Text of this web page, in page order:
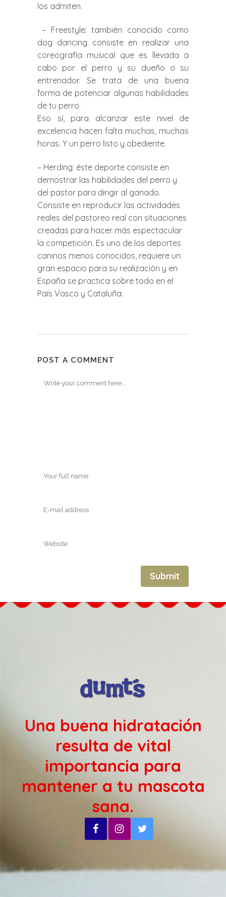
los admiten.
– Freestyle: también conocido como
dog dancing consiste en realizar una
coreografía musical que es llevada a
cabo por el perro y su dueño o su
entrenador. Se trata de una buena
forma de potenciar algunas habilidades
de tu perro.
Eso sí, para alcanzar este nivel de
excelencia hacen falta muchas, muchas
horas. Y un perro listo y obediente.
– Herding: éste deporte consiste en
demostrar las habilidades del perro y
del pastor para dirigir al ganado.
Consiste en reproducir las actividades
reales del pastoreo real con situaciones
creadas para hacer más espectacular
la competición. Es uno de los deportes
caninos menos conocidos, requiere un
gran espacio para su realización y en
España se practica sobre todo en el
País Vasco y Cataluña.
POST A COMMENT
Una buena hidratación
resulta de vital
importancia para
mantener a tu mascota
sana.